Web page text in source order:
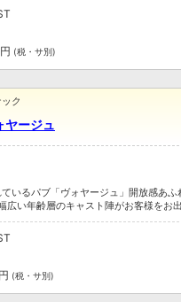
(税・サ別)
ージュ
ク
いるパブ「ヴォヤージュ」開放感あ
い年齢層のキャスト陣がお客様をお出
(税・サ別)